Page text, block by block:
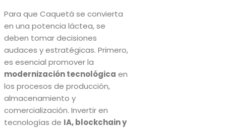
Para que Caquetá se convierta
en una potencia láctea, se
deben tomar decisiones
audaces y estratégicas. Primero,
es esencial promover la
modernización tecnológica en
los procesos de producción,
almacenamiento y
comercialización. Invertir en
tecnologías de IA, blockchain y